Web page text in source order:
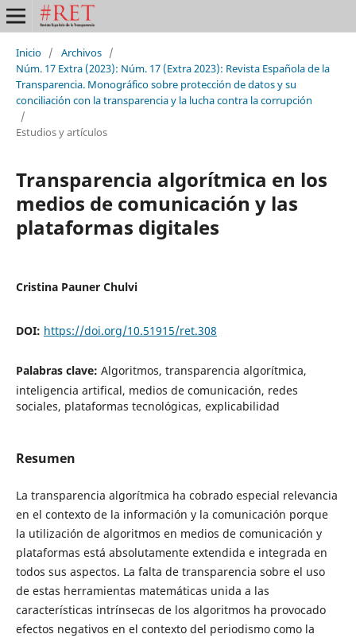
Inicio / Archivos /
Núm. 17 Extra (2023): Núm. 17 (Extra 2023): Revista Española de la
Transparencia. Monográfico sobre protección de datos y su
conciliación con la transparencia y la lucha contra la corrupción
/
Estudios y artículos
Transparencia algorítmica en los
medios de comunicación y las
plataformas digitales
Cristina Pauner Chulvi
DOI: https://doi.org/10.51915/ret.308
Palabras clave: Algoritmos, transparencia algorítmica,
inteligencia artifical, medios de comunicación, redes
sociales, plataformas tecnológicas, explicabilidad
Resumen
La transparencia algorítmica ha cobrado especial relevancia
en el contexto de la información y la comunicación porque
la utilización de algoritmos en medios de comunicación y
plataformas está absolutamente extendida e integrada en
todos sus aspectos. La falta de transparencia sobre el uso
de estas herramientas matemáticas unida a las
características intrínsecas de los algoritmos ha provocado
efectos negativos en el contexto del periodismo como la